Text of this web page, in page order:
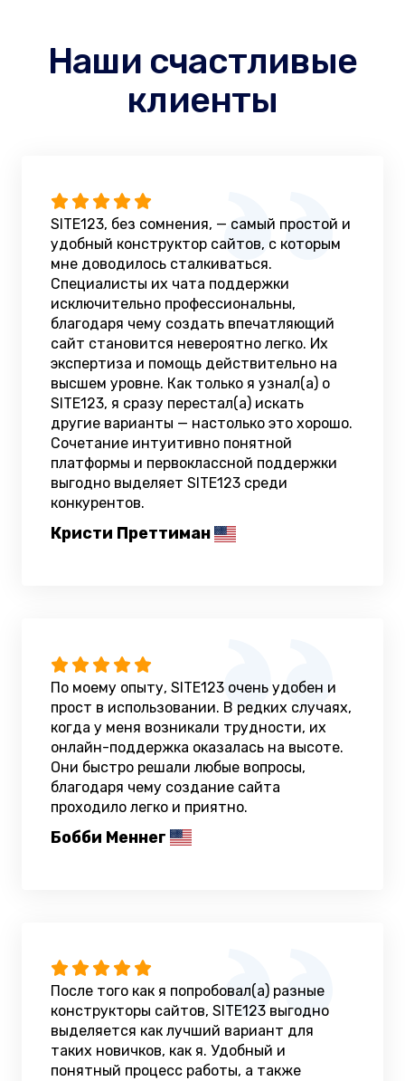
Наши счастливые
клиенты
SITE123, без сомнения, — самый простой и
удобный конструктор сайтов, с которым
мне доводилось сталкиваться.
Специалисты их чата поддержки
исключительно профессиональны,
благодаря чему создать впечатляющий
сайт становится невероятно легко. Их
экспертиза и помощь действительно на
высшем уровне. Как только я узнал(а) о
SITE123, я сразу перестал(а) искать
другие варианты — настолько это хорошо.
Сочетание интуитивно понятной
платформы и первоклассной поддержки
выгодно выделяет SITE123 среди
конкурентов.
Кристи Преттиман
По моему опыту, SITE123 очень удобен и
прост в использовании. В редких случаях,
когда у меня возникали трудности, их
онлайн-поддержка оказалась на высоте.
Они быстро решали любые вопросы,
благодаря чему создание сайта
проходило легко и приятно.
Бобби Меннег
После того как я попробовал(а) разные
конструкторы сайтов, SITE123 выгодно
выделяется как лучший вариант для
таких новичков, как я. Удобный и
понятный процесс работы, а также